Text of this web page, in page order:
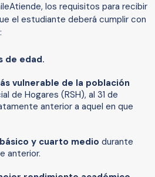
los requisitos para recibir
el estudiante deberá cumplir con
de edad.
vulnerable de la población
de Hogares (RSH), al 31 de
anterior a aquel en que
y cuarto medio durante
anterior.